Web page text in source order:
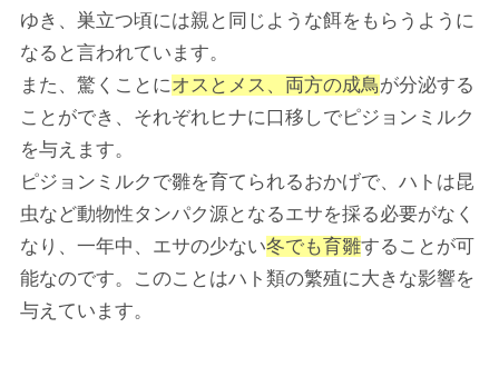
ゆき、巣立つ頃には親と同じような餌をもらうように
なると言われています。
また、驚くことにオスとメス、両方の成鳥が分泌する
ことができ、それぞれヒナに口移しでピジョンミルク
を与えます。
ピジョンミルクで雛を育てられるおかげで、ハトは昆
虫など動物性タンパク源となるエサを採る必要がなく
なり、一年中、エサの少ない冬でも育雛することが可
能なのです。このことはハト類の繁殖に大きな影響を
与えています。